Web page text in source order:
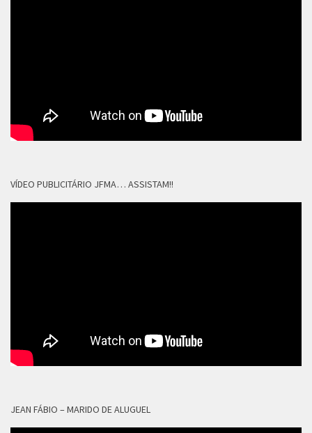
VÍDEO PUBLICITÁRIO JFMA… ASSISTAM!!
JEAN FÁBIO – MARIDO DE ALUGUEL